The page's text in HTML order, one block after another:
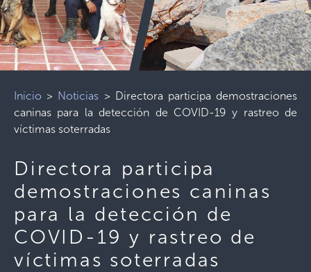
Inicio > Noticias > Directora participa demostraciones
caninas para la detección de COVID-19 y rastreo de
víctimas soterradas
Directora participa
demostraciones caninas
para la detección de
COVID-19 y rastreo de
víctimas soterradas